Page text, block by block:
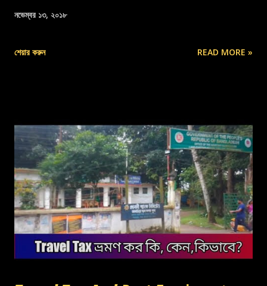
নভেম্বর ১৩, ২০১৮
শেয়ার করুন READ MORE »